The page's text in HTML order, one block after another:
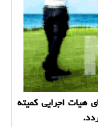
اجرایی کمیته